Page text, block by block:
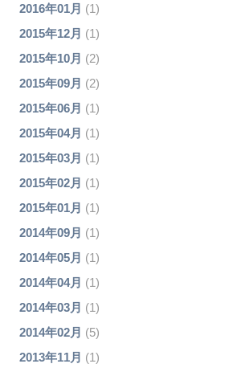
2016年01月 (1)
2015年12月 (1)
2015年10月 (2)
2015年09月 (2)
2015年06月 (1)
2015年04月 (1)
2015年03月 (1)
2015年02月 (1)
2015年01月 (1)
2014年09月 (1)
2014年05月 (1)
2014年04月 (1)
2014年03月 (1)
2014年02月 (5)
2013年11月 (1)